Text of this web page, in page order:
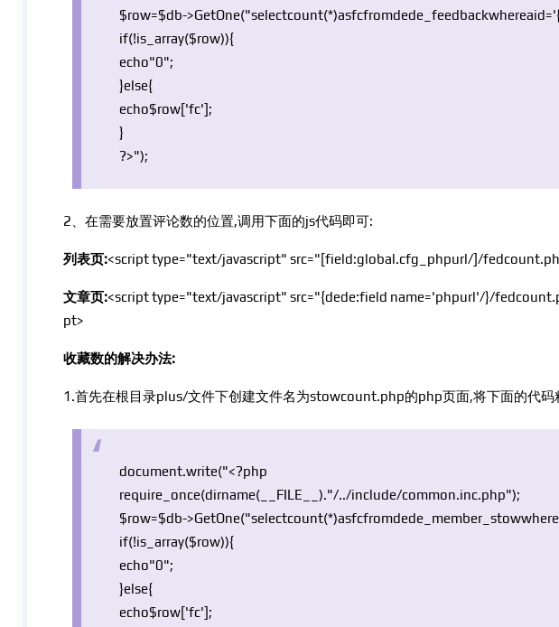
$row=$db->GetOne(
if(!is_array($row)){
echo"0";
}else{
echo$row['fc'];
}
?>");
2、在需要放置评论数的位置,调用下面的js代码即可:
列表页:<script type="text/javascript" src="[field:global.cfg_phpurl/]/
文章页:<script type="text/javascript" src="{dede:field name='phpurl'/}/
pt>
收藏数的解决办法:
1.首先在根目录plus/文件下创建文件名为stowcount.php的php页面,将下面的代码
document.write("<?php
require_once(dirname( __FILE__ )."/../include/common.inc.php");
$row=$db->GetOne(
if(!is_array($row)){
echo"0";
}else{
echo$row['fc'];